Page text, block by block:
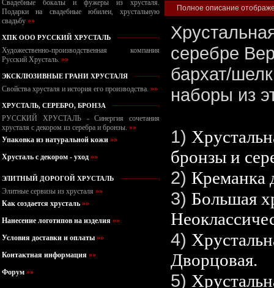
Свадебные бокалы и фужеры из хрусталя.
Подарки на свадебные юбилеи, хрустальную
свадьбу »»
ХПК ООО РУССКИЙ ХРУСТАЛЬ
Художественно-производственная компания
Русский Хрусталь. »»
ЭКСКЛЮЗИВНЫЕ ГРАНИ ХРУСТАЛЯ
Свойства хрусталя и история его производства. »»
ХРУСТАЛЬ, СЕРЕБРО, БРОНЗА
РУССКИЙ ХРУСТАЛЬ - Синергия сочетания
хрусталя с декором из серебра и бронзы. »»
Упаковка из натуральной кожи »»
Хрусталь с декором - уход »»
ЭЛИТНЫЙ ДОРОГОЙ ХРУСТАЛЬ
Элитные сервизы из хрусталя »»
Как создается хрусталь »»
Нанесение логотипов на изделия »»
Условия доставки и оплаты »»
Контактная информация »»
Форум »»
Полное описание
серебре
бархат/
наборы из
1)
бронзы и
2) Креманка
3) Большая
4)
Дворцовая.
5)